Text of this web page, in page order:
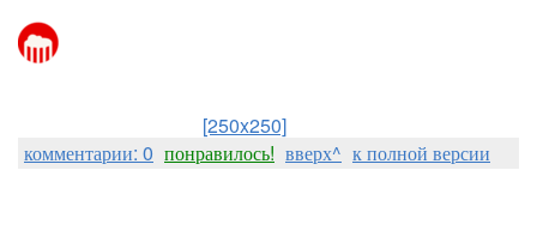
[250x250]
комментарии: 0 понравилось! вверх^ к полной версии